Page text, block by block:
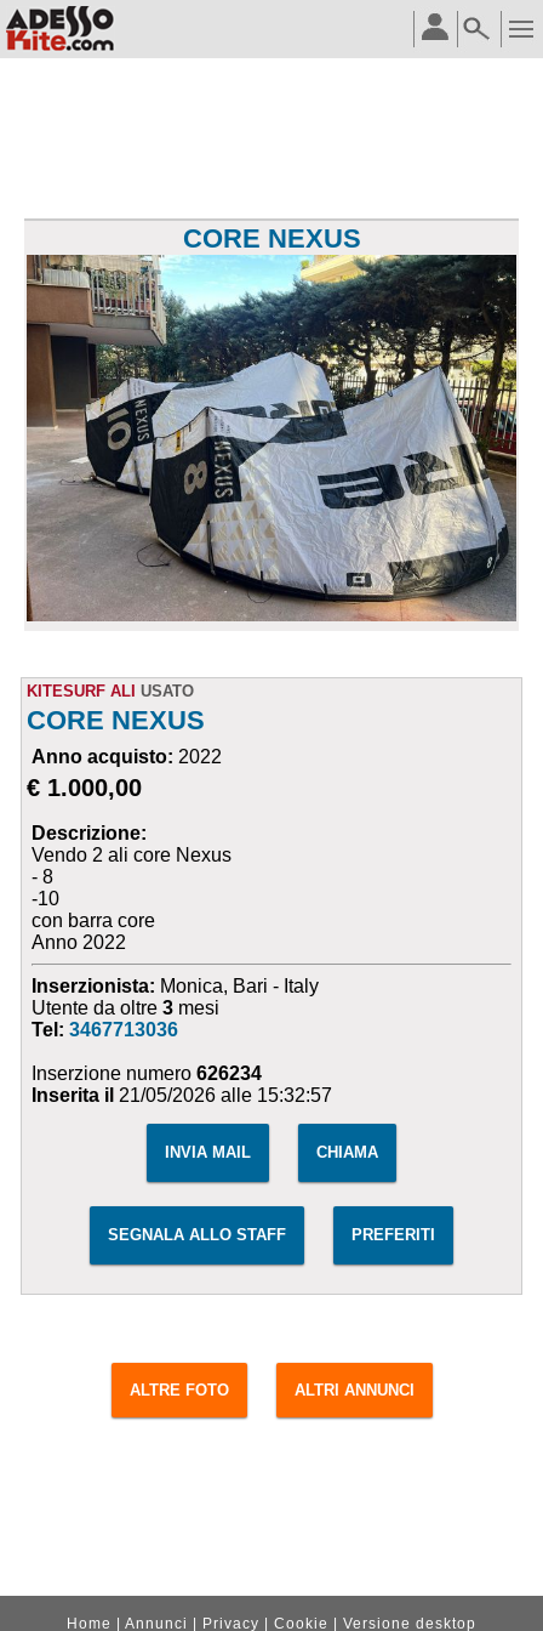
CORE NEXUS
KITESURF ALI USATO
CORE NEXUS
Anno acquisto: 2022
€ 1.000,00
Descrizione:
Vendo 2 ali core Nexus
- 8
-10
con barra core
Anno 2022
Inserzionista: Monica, Bari - Italy
Utente da oltre3 mesi
Tel:3467713036
Inserzione numero626234
Inserita il 21/05/2026 alle 15:32:57
INVIA MAIL CHIAMA
SEGNALA ALLO STAFF PREFERITI
ALTRE FOTO ALTRI ANNUNCI
Home Annunci Privacy Cookie Versione desktop